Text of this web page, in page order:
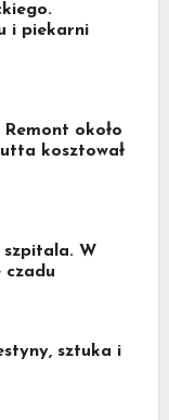
i piekarni
około
kosztował
W
czadu
sztuka i